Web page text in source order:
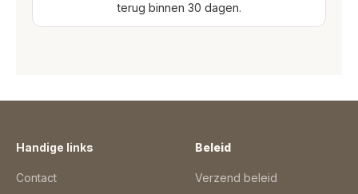
terug binnen 30 dagen.
Handige links
Contact
Beleid
Verzend beleid